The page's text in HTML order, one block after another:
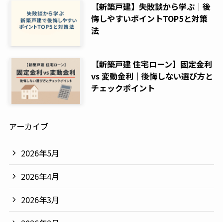
【新築戸建】失敗談から学ぶ｜後
悔しやすいポイントTOP5と対策
法
【新築戸建 住宅ローン】固定金利
vs 変動金利｜後悔しない選び方と
チェックポイント
アーカイブ
2026年5月
2026年4月
2026年3月